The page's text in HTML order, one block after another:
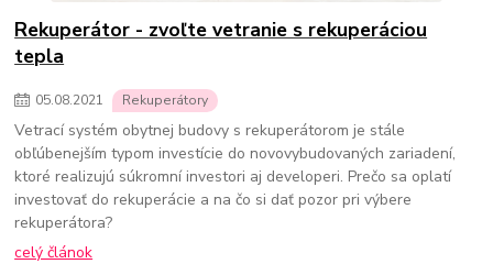
Rekuperátor - zvoľte vetranie s rekuperáciou
tepla
05.08.2021 Rekuperátory
Vetrací systém obytnej budovy s rekuperátorom je stále
obľúbenejším typom investície do novovybudovaných zariadení,
ktoré realizujú súkromní investori aj developeri. Prečo sa oplatí
investovať do rekuperácie a na čo si dať pozor pri výbere
rekuperátora?
celý článok